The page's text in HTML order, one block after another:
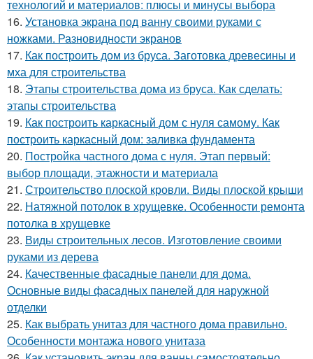
технологий и материалов: плюсы и минусы выбора
16. Установка экрана под ванну своими руками с
ножками. Разновидности экранов
17. Как построить дом из бруса. Заготовка древесины и
мха для строительства
18. Этапы строительства дома из бруса. Как сделать:
этапы строительства
19. Как построить каркасный дом с нуля самому. Как
построить каркасный дом: заливка фундамента
20. Постройка частного дома с нуля. Этап первый:
выбор площади, этажности и материала
21. Строительство плоской кровли. Виды плоской крыши
22. Натяжной потолок в хрущевке. Особенности ремонта
потолка в хрущевке
23. Виды строительных лесов. Изготовление своими
руками из дерева
24. Качественные фасадные панели для дома.
Основные виды фасадных панелей для наружной
отделки
25. Как выбрать унитаз для частного дома правильно.
Особенности монтажа нового унитаза